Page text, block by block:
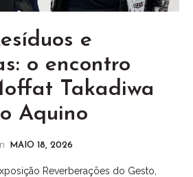
e
o encontro
Takadiwa
Aquino
MAIO 18, 2026
Reverberações do Gesto,